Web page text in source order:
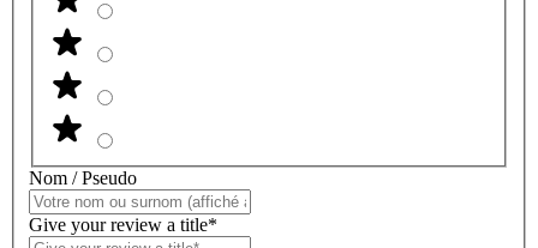
Nom / Pseudo
Give your review a title*